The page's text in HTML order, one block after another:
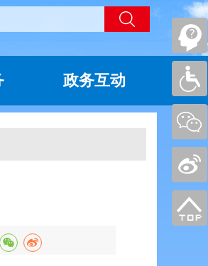
政务互动